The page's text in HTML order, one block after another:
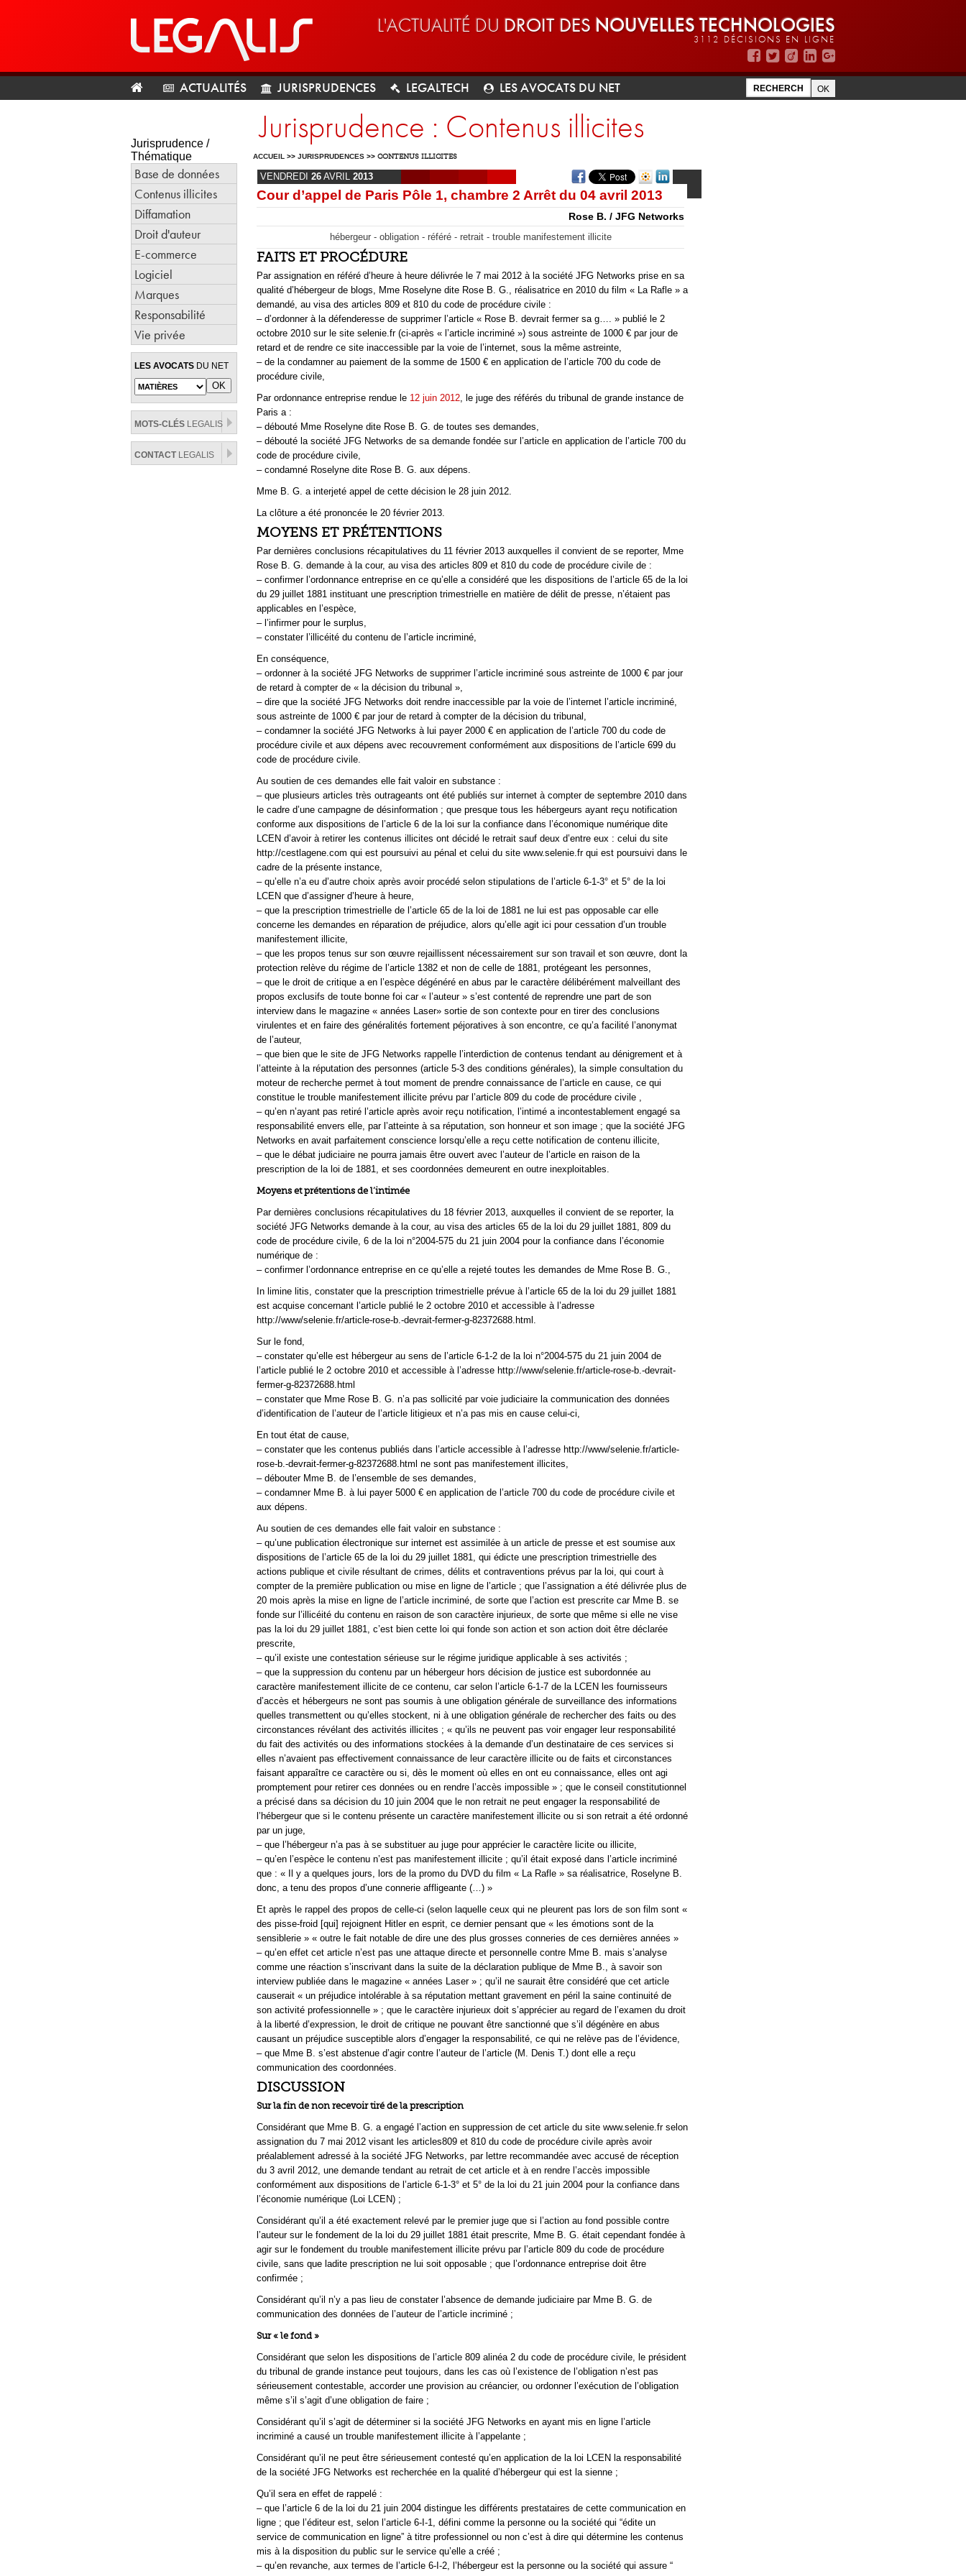
L'ACTUALITÉ DU DROIT DES NOUVELLES TECHNOLOGIES
3112 DÉCISIONS EN LIGNE
ACTUALITÉS JURISPRUDENCES LEGALTECH LES AVOCATS DU NET
Jurisprudence /
Thématique
Base de données
Contenus illicites
Diffamation
Droit d'auteur
E-commerce
Logiciel
Marques
Responsabilité
Vie privée
LES AVOCATS DU NET
MOTS-CLÉS LEGALIS
CONTACTLEGALIS
Jurisprudence : Contenus illicites
ACCUEIL >> JURISPRUDENCES >> CONTENUS ILLICITES
VENDREDI 26 AVRIL 2013
Cour d’appel de Paris Pôle 1, chambre 2 Arrêt du 04 avril 2013
Rose B. / JFG Networks
hébergeur - obligation - référé - retrait - trouble manifestement illicite
FAITS ET PROCÉDURE
Par assignation en référé d’heure à heure délivrée le 7 mai 2012 à la société JFG Networks prise en sa
qualité d’hébergeur de blogs, Mme Roselyne dite Rose B. G., réalisatrice en 2010 du film « La Rafle » a
demandé, au visa des articles 809 et 810 du code de procédure civile :
– d’ordonner à la défenderesse de supprimer l’article « Rose B. devrait fermer sa g…. » publié le 2
octobre 2010 sur le site selenie.fr (ci-après « l’article incriminé ») sous astreinte de 1000 € par jour de
retard et de rendre ce site inaccessible par la voie de l’internet, sous la même astreinte,
– de la condamner au paiement de la somme de 1500 € en application de l’article 700 du code de
procédure civile,
Par ordonnance entreprise rendue le 12 juin 2012, le juge des référés du tribunal de grande instance de
Paris a :
– débouté Mme Roselyne dite Rose B. G. de toutes ses demandes,
– débouté la société JFG Networks de sa demande fondée sur l’article en application de l’article 700 du
code de procédure civile,
– condamné Roselyne dite Rose B. G. aux dépens.
Mme B. G. a interjeté appel de cette décision le 28 juin 2012.
La clôture a été prononcée le 20 février 2013.
MOYENS ET PRÉTENTIONS
Par dernières conclusions récapitulatives du 11 février 2013 auxquelles il convient de se reporter, Mme
Rose B. G. demande à la cour, au visa des articles 809 et 810 du code de procédure civile de :
– confirmer l’ordonnance entreprise en ce qu’elle a considéré que les dispositions de l’article 65 de la loi
du 29 juillet 1881 instituant une prescription trimestrielle en matière de délit de presse, n’étaient pas
applicables en l’espèce,
– l’infirmer pour le surplus,
– constater l’illicéité du contenu de l’article incriminé,
En conséquence,
– ordonner à la société JFG Networks de supprimer l’article incriminé sous astreinte de 1000 € par jour
de retard à compter de « la décision du tribunal »,
– dire que la société JFG Networks doit rendre inaccessible par la voie de l’internet l’article incriminé,
sous astreinte de 1000 € par jour de retard à compter de la décision du tribunal,
– condamner la société JFG Networks à lui payer 2000 € en application de l’article 700 du code de
procédure civile et aux dépens avec recouvrement conformément aux dispositions de l’article 699 du
code de procédure civile.
Au soutien de ces demandes elle fait valoir en substance :
– que plusieurs articles très outrageants ont été publiés sur internet à compter de septembre 2010 dans
le cadre d’une campagne de désinformation ; que presque tous les hébergeurs ayant reçu notification
conforme aux dispositions de l’article 6 de la loi sur la confiance dans l’économique numérique dite
LCEN d’avoir à retirer les contenus illicites ont décidé le retrait sauf deux d’entre eux : celui du site
http://cestlagene.com qui est poursuivi au pénal et celui du site www.selenie.fr qui est poursuivi dans le
cadre de la présente instance,
– qu’elle n’a eu d’autre choix après avoir procédé selon stipulations de l’article 6-1-3° et 5° de la loi
LCEN que d’assigner d’heure à heure,
– que la prescription trimestrielle de l’article 65 de la loi de 1881 ne lui est pas opposable car elle
concerne les demandes en réparation de préjudice, alors qu’elle agit ici pour cessation d’un trouble
manifestement illicite,
– que les propos tenus sur son œuvre rejaillissent nécessairement sur son travail et son œuvre, dont la
protection relève du régime de l’article 1382 et non de celle de 1881, protégeant les personnes,
– que le droit de critique a en l’espèce dégénéré en abus par le caractère délibérément malveillant des
propos exclusifs de toute bonne foi car « l’auteur » s’est contenté de reprendre une part de son
interview dans le magazine « années Laser» sortie de son contexte pour en tirer des conclusions
virulentes et en faire des généralités fortement péjoratives à son encontre, ce qu’a facilité l’anonymat
de l’auteur,
– que bien que le site de JFG Networks rappelle l’interdiction de contenus tendant au dénigrement et à
l’atteinte à la réputation des personnes (article 5-3 des conditions générales), la simple consultation du
moteur de recherche permet à tout moment de prendre connaissance de l’article en cause, ce qui
constitue le trouble manifestement illicite prévu par l’article 809 du code de procédure civile ,
– qu’en n’ayant pas retiré l’article après avoir reçu notification, l’intimé a incontestablement engagé sa
responsabilité envers elle, par l’atteinte à sa réputation, son honneur et son image ; que la société JFG
Networks en avait parfaitement conscience lorsqu’elle a reçu cette notification de contenu illicite,
– que le débat judiciaire ne pourra jamais être ouvert avec l’auteur de l’article en raison de la
prescription de la loi de 1881, et ses coordonnées demeurent en outre inexploitables.
Moyens et prétentions de l’intimée
Par dernières conclusions récapitulatives du 18 février 2013, auxquelles il convient de se reporter, la
société JFG Networks demande à la cour, au visa des articles 65 de la loi du 29 juillet 1881, 809 du
code de procédure civile, 6 de la loi n°2004-575 du 21 juin 2004 pour la confiance dans l’économie
numérique de :
– confirmer l’ordonnance entreprise en ce qu’elle a rejeté toutes les demandes de Mme Rose B. G.,
In limine litis, constater que la prescription trimestrielle prévue à l’article 65 de la loi du 29 juillet 1881
est acquise concernant l’article publié le 2 octobre 2010 et accessible à l’adresse
http://www/selenie.fr/article-rose-b.-devrait-fermer-g-82372688.html.
Sur le fond,
– constater qu’elle est hébergeur au sens de l’article 6-1-2 de la loi n°2004-575 du 21 juin 2004 de
l’article publié le 2 octobre 2010 et accessible à l’adresse http://www/selenie.fr/article-rose-b.-devrait-
fermer-g-82372688.html
– constater que Mme Rose B. G. n’a pas sollicité par voie judiciaire la communication des données
d’identification de l’auteur de l’article litigieux et n’a pas mis en cause celui-ci,
En tout état de cause,
– constater que les contenus publiés dans l’article accessible à l’adresse http://www/selenie.fr/article-
rose-b.-devrait-fermer-g-82372688.html ne sont pas manifestement illicites,
– débouter Mme B. de l’ensemble de ses demandes,
– condamner Mme B. à lui payer 5000 € en application de l’article 700 du code de procédure civile et
aux dépens.
Au soutien de ces demandes elle fait valoir en substance :
– qu’une publication électronique sur internet est assimilée à un article de presse et est soumise aux
dispositions de l’article 65 de la loi du 29 juillet 1881, qui édicte une prescription trimestrielle des
actions publique et civile résultant de crimes, délits et contraventions prévus par la loi, qui court à
compter de la première publication ou mise en ligne de l’article ; que l’assignation a été délivrée plus de
20 mois après la mise en ligne de l’article incriminé, de sorte que l’action est prescrite car Mme B. se
fonde sur l’illicéité du contenu en raison de son caractère injurieux, de sorte que même si elle ne vise
pas la loi du 29 juillet 1881, c’est bien cette loi qui fonde son action et son action doit être déclarée
prescrite,
– qu’il existe une contestation sérieuse sur le régime juridique applicable à ses activités ;
– que la suppression du contenu par un hébergeur hors décision de justice est subordonnée au
caractère manifestement illicite de ce contenu, car selon l’article 6-1-7 de la LCEN les fournisseurs
d’accès et hébergeurs ne sont pas soumis à une obligation générale de surveillance des informations
quelles transmettent ou qu’elles stockent, ni à une obligation générale de rechercher des faits ou des
circonstances révélant des activités illicites ; « qu’ils ne peuvent pas voir engager leur responsabilité
du fait des activités ou des informations stockées à la demande d’un destinataire de ces services si
elles n’avaient pas effectivement connaissance de leur caractère illicite ou de faits et circonstances
faisant apparaître ce caractère ou si, dès le moment où elles en ont eu connaissance, elles ont agi
promptement pour retirer ces données ou en rendre l’accès impossible » ; que le conseil constitutionnel
a précisé dans sa décision du 10 juin 2004 que le non retrait ne peut engager la responsabilité de
l’hébergeur que si le contenu présente un caractère manifestement illicite ou si son retrait a été ordonné
par un juge,
– que l’hébergeur n’a pas à se substituer au juge pour apprécier le caractère licite ou illicite,
– qu’en l’espèce le contenu n’est pas manifestement illicite ; qu’il était exposé dans l’article incriminé
que : « Il y a quelques jours, lors de la promo du DVD du film « La Rafle » sa réalisatrice, Roselyne B.
donc, a tenu des propos d’une connerie affligeante (…) »
Et après le rappel des propos de celle-ci (selon laquelle ceux qui ne pleurent pas lors de son film sont «
des pisse-froid [qui] rejoignent Hitler en esprit, ce dernier pensant que « les émotions sont de la
sensiblerie » « outre le fait notable de dire une des plus grosses conneries de ces dernières années »
– qu’en effet cet article n’est pas une attaque directe et personnelle contre Mme B. mais s’analyse
comme une réaction s’inscrivant dans la suite de la déclaration publique de Mme B., à savoir son
interview publiée dans le magazine « années Laser » ; qu’il ne saurait être considéré que cet article
causerait « un préjudice intolérable à sa réputation mettant gravement en péril la saine continuité de
son activité professionnelle » ; que le caractère injurieux doit s’apprécier au regard de l’examen du droit
à la liberté d’expression, le droit de critique ne pouvant être sanctionné que s’il dégénère en abus
causant un préjudice susceptible alors d’engager la responsabilité, ce qui ne relève pas de l’évidence,
– que Mme B. s’est abstenue d’agir contre l’auteur de l’article (M. Denis T.) dont elle a reçu
communication des coordonnées.
DISCUSSION
Sur la fin de non recevoir tiré de la prescription
Considérant que Mme B. G. a engagé l’action en suppression de cet article du site www.selenie.fr selon
assignation du 7 mai 2012 visant les articles809 et 810 du code de procédure civile après avoir
préalablement adressé à la société JFG Networks, par lettre recommandée avec accusé de réception
du 3 avril 2012, une demande tendant au retrait de cet article et à en rendre l’accès impossible
conformément aux dispositions de l’article 6-1-3° et 5° de la loi du 21 juin 2004 pour la confiance dans
l’économie numérique (Loi LCEN) ;
Considérant qu’il a été exactement relevé par le premier juge que si l’action au fond possible contre
l’auteur sur le fondement de la loi du 29 juillet 1881 était prescrite, Mme B. G. était cependant fondée à
agir sur le fondement du trouble manifestement illicite prévu par l’article 809 du code de procédure
civile, sans que ladite prescription ne lui soit opposable ; que l’ordonnance entreprise doit être
confirmée ;
Considérant qu’il n’y a pas lieu de constater l’absence de demande judiciaire par Mme B. G. de
communication des données de l’auteur de l’article incriminé ;
Sur « le fond »
Considérant que selon les dispositions de l’article 809 alinéa 2 du code de procédure civile, le président
du tribunal de grande instance peut toujours, dans les cas où l’existence de l’obligation n’est pas
sérieusement contestable, accorder une provision au créancier, ou ordonner l’exécution de l’obligation
même s’il s’agit d’une obligation de faire ;
Considérant qu’il s’agit de déterminer si la société JFG Networks en ayant mis en ligne l’article
incriminé a causé un trouble manifestement illicite à l’appelante ;
Considérant qu’il ne peut être sérieusement contesté qu’en application de la loi LCEN la responsabilité
de la société JFG Networks est recherchée en la qualité d’hébergeur qui est la sienne ;
Qu’il sera en effet de rappelé :
– que l’article 6 de la loi du 21 juin 2004 distingue les différents prestataires de cette communication en
ligne ; que l’éditeur est, selon l’article 6-I-1, défini comme la personne ou la société qui “édite un
service de communication en ligne” à titre professionnel ou non c’est à dire qui détermine les contenus
mis à la disposition du public sur le service qu’elle a créé ;
– qu’en revanche, aux termes de l’article 6-I-2, l’hébergeur est la personne ou la société qui assure “